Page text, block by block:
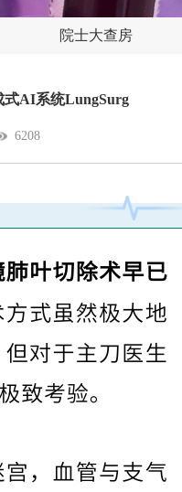
院士大查房
式AI系统LungSurg
6208